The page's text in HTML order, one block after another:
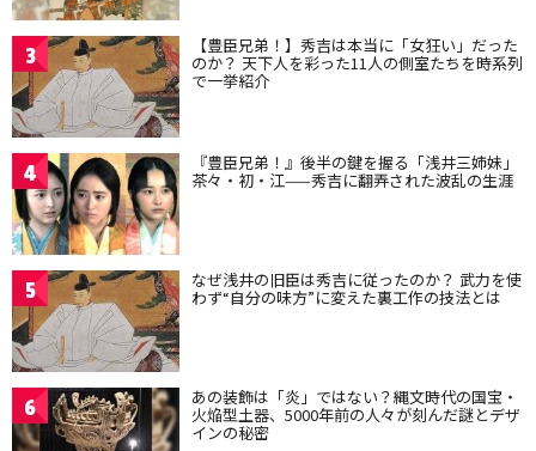
3 【豊臣兄弟！】秀吉は本当に「女狂い」だった
のか？ 天下人を彩った11人の側室たちを時系列
で一挙紹介
4 『豊臣兄弟！』後半の鍵を握る「浅井三姉妹」
茶々・初・江——秀吉に翻弄された波乱の生涯
5 なぜ浅井の旧臣は秀吉に従ったのか？ 武力を使
わず“自分の味方”に変えた裏工作の技法とは
6 あの装飾は「炎」ではない？縄文時代の国宝・
火焔型土器、5000年前の人々が刻んだ謎とデザ
インの秘密